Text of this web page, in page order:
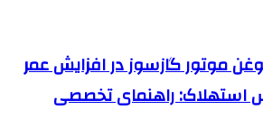
موتور گازسوز در افزایش عمر
استهلاک: راهنمای تخصصی